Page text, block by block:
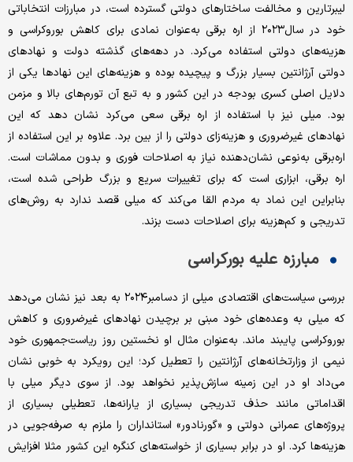
لیبرتارین و مخالفت ساختارهای دولتی گسترده‌ است، در مبارزات انتخاباتی
خود در سال۲۰۲۳ از اره ‌برقی به‌عنوان نمادی برای کاهش بوروکراسی و
هزینه‌های دولتی استفاده می‌کرد. در دهه‌های گذشته دولت و نهادهای
دولتی آرژانتین بسیار بزرگ و پیچیده بوده و هزینه‌های این نهادها یکی از
دلایل اصلی کسری بودجه در این کشور و به تبع آن تورم‌های بالا و مزمن
بود. میلی نیز با استفاده از اره برقی سعی می‌کرد نشان دهد که این
نهادهای غیرضروری و هزینه‌زای دولتی را از بین برد. علاوه بر این استفاده از
اره‌برقی به‌نوعی نشان‌دهنده نیاز به اصلاحات فوری و بدون مماشات است.
اره ‌برقی، ابزاری است که برای تغییرات سریع و بزرگ طراحی شده است،
بنابراین این نماد به مردم القا می‌کند که میلی قصد ندارد به روش‌های
تدریجی و کم‌هزینه برای اصلاحات دست بزند.
مبارزه علیه بورکراسی
بررسی سیاست‌های اقتصادی میلی از دسامبر۲۰۲۴ به بعد نیز نشان می‌دهد
که میلی به وعده‌های خود مبنی بر برچیدن نهادهای غیرضروری و کاهش
بوروکراسی پایبند ماند. به‌عنوان مثال او نخستین روز ریاست‌جمهوری خود
نیمی از وزارتخانه‌های آرژانتین را تعطیل کرد؛ این رویکرد به خوبی نشان
می‌داد او در این زمینه سازش‌پذیر نخواهد بود. از سوی دیگر میلی با
اقداماتی مانند حذف تدریجی بسیاری از یارانه‌ها، تعطیلی بسیاری از
پروژه‌های عمرانی دولتی و «گورنادور» استانداران را ملزم به صرفه‌جویی در
هزینه‌ها کرد. او در برابر بسیاری از خواسته‌های کنگره این کشور مثلا افزایش